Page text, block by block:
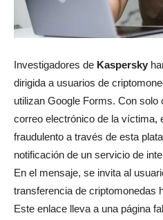
Investigadores de Kaspersky
dirigida a usuarios de
utilizan Google Forms. Con solo
correo electrónico de la víctima,
fraudulento a través de esta
notificación de un servicio de
En el mensaje, se invita al
transferencia de criptomonedas
Este enlace lleva a una página